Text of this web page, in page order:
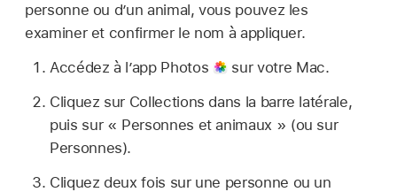
personne ou d’un animal, vous pouvez les
examiner et confirmer le nom à appliquer.
Accédez à l’app Photos
sur votre Mac.
Cliquez sur Collections dans la barre latérale,
puis sur « Personnes et animaux » (ou sur
Personnes).
Cliquez deux fois sur une personne ou un